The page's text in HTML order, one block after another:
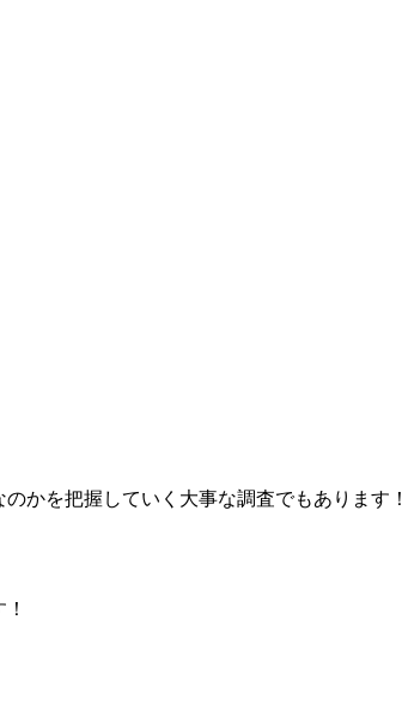
かを把握していく大事な調査でもあります！